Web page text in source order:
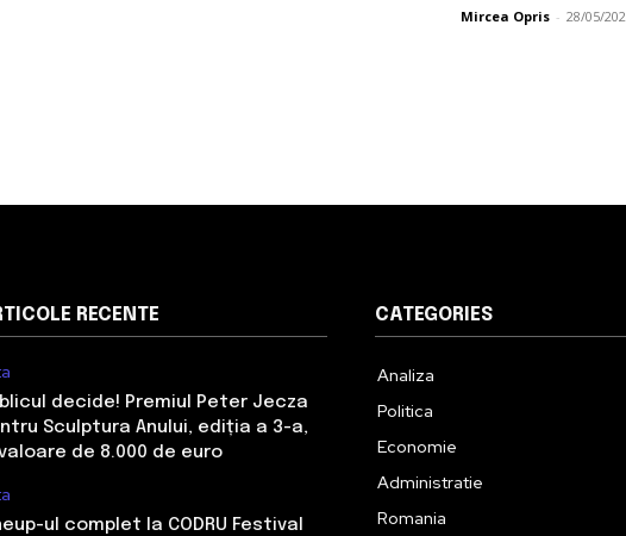
Mircea Opris - 28/05/
RECENTE
decide! Premiul Peter Jecza
Sculptura Anului, ediția a 3-a,
de 8.000 de euro
ul complet la CODRU Festival
CATEGORIES
Analiza
Politica
Economie
Administratie
Romania